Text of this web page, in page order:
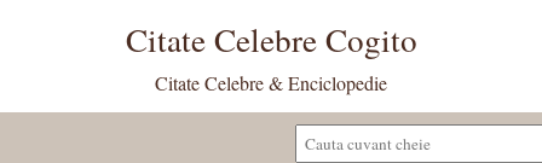
Citate Celebre Cogito
Citate Celebre & Enciclopedie